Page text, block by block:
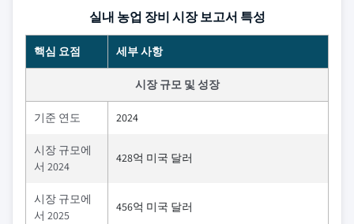
실내 농업 장비 시장 보고서 특성
핵심 요점 세부 사항
시장 규모 및 성장
기준 연도 2024
시장 규모에
서 2024
428억 미국 달러
시장 규모에
서 2025
456억 미국 달러